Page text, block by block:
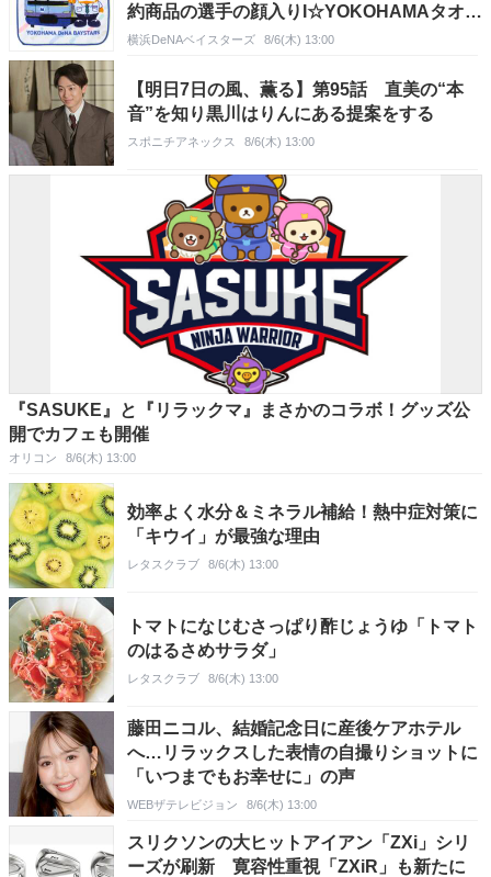
約商品の選手の顔入りI☆YOKOHAMAタオル
マフラーが新登場！
横浜DeNAベイスターズ 8/6(木) 13:00
【明日7日の風、薫る】第95話 直美の“本
音”を知り黒川はりんにある提案をする
スポニチアネックス 8/6(木) 13:00
『SASUKE』と『リラックマ』まさかのコラボ！グッズ公
開でカフェも開催
オリコン 8/6(木) 13:00
効率よく水分＆ミネラル補給！熱中症対策に
「キウイ」が最強な理由
レタスクラブ 8/6(木) 13:00
トマトになじむさっぱり酢じょうゆ「トマト
のはるさめサラダ」
レタスクラブ 8/6(木) 13:00
藤田ニコル、結婚記念日に産後ケアホテル
へ…リラックスした表情の自撮りショットに
「いつまでもお幸せに」の声
WEBザテレビジョン 8/6(木) 13:00
スリクソンの大ヒットアイアン「ZXi」シリ
ーズが刷新 寛容性重視「ZXiR」も新たに